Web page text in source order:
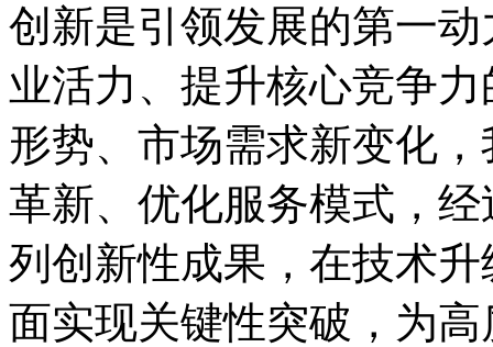
创新是引领发展的第一
业活力、提升核心竞争
形势、市场需求新变化
革新、优化服务模式，
列创新性成果，在技术
面实现关键性突破，为